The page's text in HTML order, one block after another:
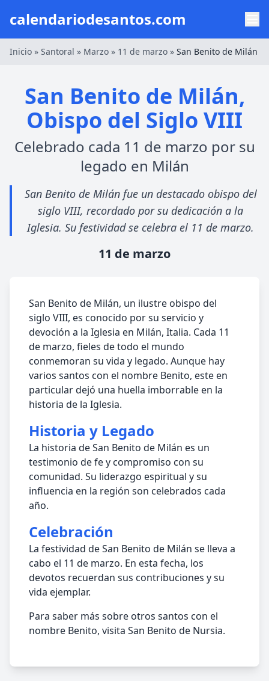
calendariodesantos.com
Inicio » Santoral » Marzo » 11 de marzo » San Benito de Milán
San Benito de Milán,
Obispo del Siglo VIII
Celebrado cada 11 de marzo por su
legado en Milán
San Benito de Milán fue un destacado obispo del
siglo VIII, recordado por su dedicación a la
Iglesia. Su festividad se celebra el 11 de marzo.
11 de marzo
San Benito de Milán, un ilustre obispo del
siglo VIII, es conocido por su servicio y
devoción a la Iglesia en Milán, Italia. Cada 11
de marzo, fieles de todo el mundo
conmemoran su vida y legado. Aunque hay
varios santos con el nombre Benito, este en
particular dejó una huella imborrable en la
historia de la Iglesia.
Historia y Legado
La historia de San Benito de Milán es un
testimonio de fe y compromiso con su
comunidad. Su liderazgo espiritual y su
influencia en la región son celebrados cada
año.
Celebración
La festividad de San Benito de Milán se lleva a
cabo el 11 de marzo. En esta fecha, los
devotos recuerdan sus contribuciones y su
vida ejemplar.
Para saber más sobre otros santos con el
nombre Benito, visita San Benito de Nursia.